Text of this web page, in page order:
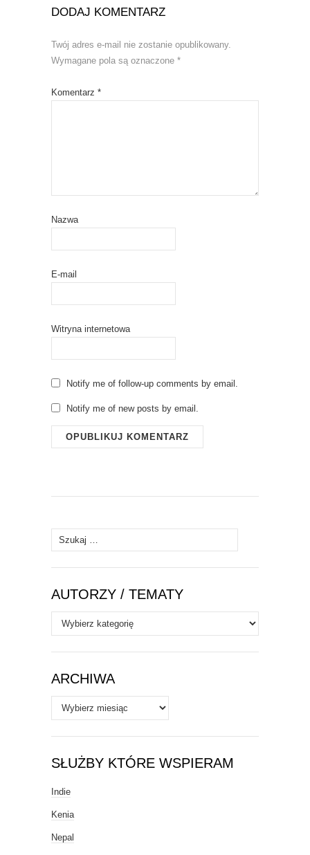
DODAJ KOMENTARZ
Twój adres e-mail nie zostanie opublikowany.
Wymagane pola są oznaczone *
Komentarz *
Nazwa
E-mail
Witryna internetowa
Notify me of follow-up comments by email.
Notify me of new posts by email.
Szukaj:
AUTORZY / TEMATY
Autorzy
/
Tematy
ARCHIWA
Archiwa
SŁUŻBY KTÓRE WSPIERAM
Indie
Kenia
Nepal